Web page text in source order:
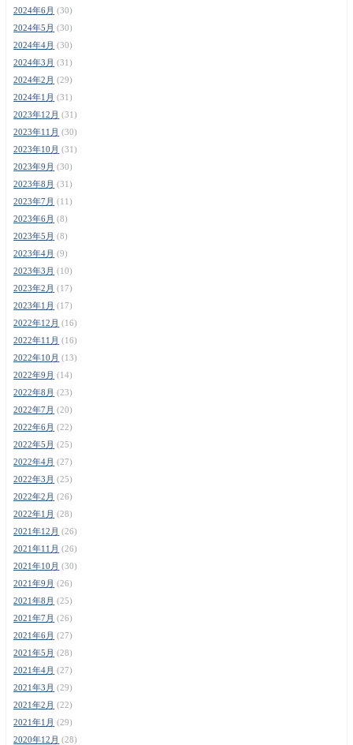
2024年6月 (30)
2024年5月 (30)
2024年4月 (30)
2024年3月 (31)
2024年2月 (29)
2024年1月 (31)
2023年12月 (31)
2023年11月 (30)
2023年10月 (31)
2023年9月 (30)
2023年8月 (31)
2023年7月 (11)
2023年6月 (8)
2023年5月 (8)
2023年4月 (9)
2023年3月 (10)
2023年2月 (17)
2023年1月 (17)
2022年12月 (16)
2022年11月 (16)
2022年10月 (13)
2022年9月 (14)
2022年8月 (23)
2022年7月 (20)
2022年6月 (22)
2022年5月 (25)
2022年4月 (27)
2022年3月 (25)
2022年2月 (26)
2022年1月 (28)
2021年12月 (26)
2021年11月 (26)
2021年10月 (30)
2021年9月 (26)
2021年8月 (25)
2021年7月 (26)
2021年6月 (27)
2021年5月 (28)
2021年4月 (27)
2021年3月 (29)
2021年2月 (22)
2021年1月 (29)
2020年12月 (28)